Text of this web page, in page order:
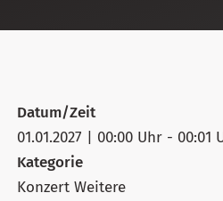
Datum/Zeit
01.01.2027 | 00:00 Uhr - 00:01
Kategorie
Konzert Weitere